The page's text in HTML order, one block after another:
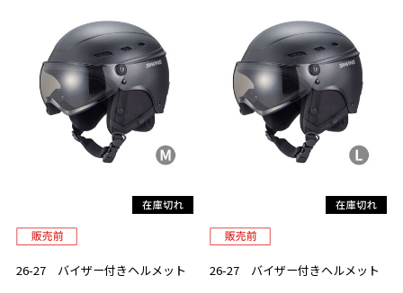
26-27 バイザー付きヘルメット
26-27 バイザー付きヘルメット